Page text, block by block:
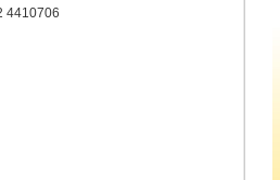
4410706